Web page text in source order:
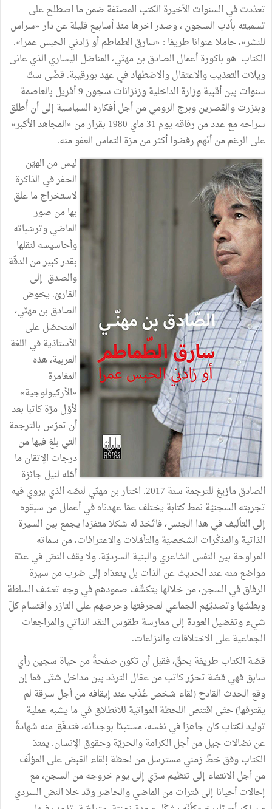
تعدّدت في السنوات الأخيرة الكتب المصنّفة ضمن ما اصطلح على
تسميته بأدب السجون ، وصدر آخرها منذ أسابيع قليلة عن دار «سراس
للنشر»، حاملا عنوانا طريفا : «سارق الطماطم أو زادني الحبس عمرا».
الكتاب هو باكورة أعمال الصادق بن مهنّي، المناضل اليساري الذي عانى
ويلات التعذيب والاعتقال والاضطهاد في عهد بورقيبة. قضّى ستّ
سنوات بين أقبية وزارة الداخلية وزنزانات سجون 9 أفريل بالعاصمة
وبنزرت والقصرين وبرج الرومي من أجل أفكاره السياسية إلى أن أُطلق
سراحه مع عدد من رفاقه يوم 31 ماي 1980 بقرار من «المجاهد الأكبر»
على الرغم من أنّهم رفضوا أكثر من مرّة التماس العفو منه.
ليس من الهيّن
الحفر في الذاكرة
لاستخراج ما علق
بها من صور
الماضي وترسّباته
وأحاسيسه لنقلها
بقدر كبير من الدقّة
والصدق إلى
القارئ. يخوض
الصادق بن مهنّي،
المتحصّل على
الأستاذية في اللغة
العربية، هذه
المغامرة
«الأركيولوجية»
لأوّل مرّة كاتبا بعد
أن تمرّس بالترجمة
التي بلغ فيها من
درجات الإتقان ما
أهّله لنيل جائزة
الصادق مازيغ للترجمة سنة 2017. اختار بن مهنّي لنصّه الذي يروي فيه
تجربته السجنيّة نمط كتابة يختلف عمّا عهدناه في أعمال من سبقوه
إلى التأليف في هذا الجنس، فاتّخذ له شكلا متفرّدا يجمع بين السيرة
الذاتية والمذكّرات الشخصيّة والتأمّلات والاعترافات، من سماته
المراوحة بين النفس الشاعري والبنية السرديّة. ولا يقف النصّ في عدّة
مواضع منه عند الحديث عن الذات بل يتعدّاه إلى ضرب من سيرة
الرفاق في السجن، من خلالها يتكشّف صمودهم في وجه تعسّف السلطة
وبطشها وتصديّهم الجماعي لعجرفتها وحرصهم على التآزر واقتسام كلّ
شيء وتفضيل العودة إلى ممارسة طقوس النقد الذاتي والمراجعات
الجماعية على الاختلافات والنزاعات.
قصّة الكتاب طريفة بحقّ، فقبل أن تكون صفحةً من حياة سجين رأي
سابق فهي قصّة تحرّر كاتب من عقال التردّد بين مداخل شتّى فما إن
وقع الحدث القادح (لقاء شخص عُذّب عند إيقافه من أجل سرقة لم
يقترفها) حتّى اقتنص اللحظة المواتية للانطلاق في ما يشبه عملية
توليد لكتاب كان جاهزا في نفسه، مستبدّا بوجدانه، فتدفّق منه شهادةً
عن نضالات جيل من أجل الكرامة والحريّة وحقوق الإنسان. يمتدّ
الكتاب وفق خطّ زمني مسترسل من لحظة إلقاء القبض على المؤلّف
من أجل الانتماء إلى تنظيم سرّي إلى يوم خروجه من السجن، مع
إحالات أحيانا إلى فترات من الماضي والحاضر وقد خلا النصّ السردي